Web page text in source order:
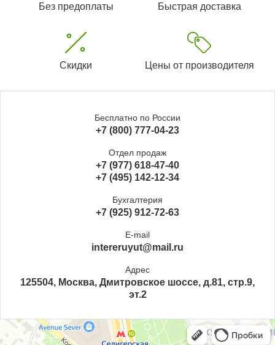
Без предоплаты Быстрая доставка
Скидки Цены от производителя
Бесплатно по России
+7 (800) 777-04-23
Отдел продаж
+7 (977) 618-47-40
+7 (495) 142-12-34
Бухгалтерия
+7 (925) 912-72-63
E-mail
intereruyut@mail.ru
Адрес
125504, Москва, Дмитровское шоссе, д.81, стр.9,
эт.2